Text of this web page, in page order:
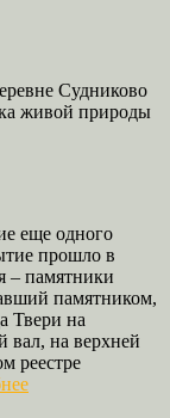
Судниково
живой природы
еще одного
прошло в
– памятники
памятником,
Твери на
вал, на верхней
реестре